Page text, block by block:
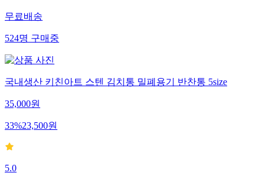
무료배송
524명구매중
국내생산 키친아트 스텐 김치통 밀폐용기 반찬통 5size
35,000원
33%23,500원
5.0